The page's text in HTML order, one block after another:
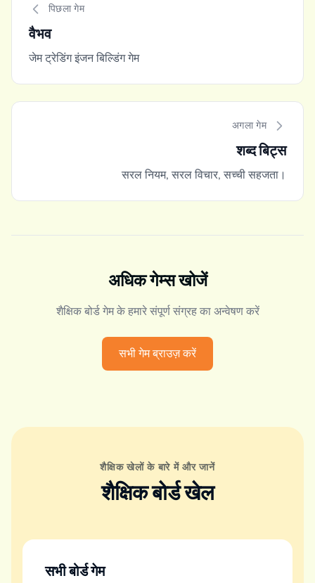
पिछला गेम
वैभव
जेम ट्रेडिंग इंजन बिल्डिंग गेम
अगला गेम
शब्द बिट्स
सरल नियम, सरल विचार, सच्ची सहजता।
अधिक गेम्स खोजें
शैक्षिक बोर्ड गेम के हमारे संपूर्ण संग्रह का अन्वेषण करें
सभी गेम ब्राउज़ करें
शैक्षिक खेलों के बारे में और जानें
शैक्षिक बोर्ड खेल
सभी बोर्ड गेम